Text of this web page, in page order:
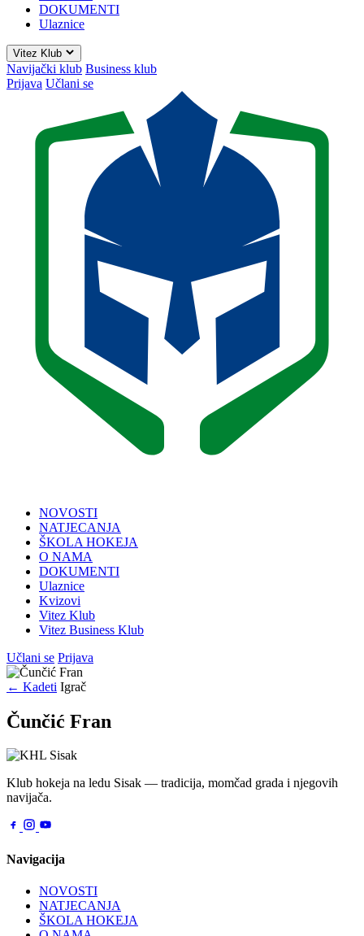
DOKUMENTI
Ulaznice
Vitez Klub
Navijački klub Business klub
Prijava Učlani se
NOVOSTI
NATJECANJA
ŠKOLA HOKEJA
O NAMA
DOKUMENTI
Ulaznice
Kvizovi
Vitez Klub
Vitez Business Klub
Učlani se Prijava
← Kadeti Igrač
Čunčić Fran
Klub hokeja na ledu Sisak — tradicija, momčad grada i njegovih
navijača.
Navigacija
NOVOSTI
NATJECANJA
ŠKOLA HOKEJA